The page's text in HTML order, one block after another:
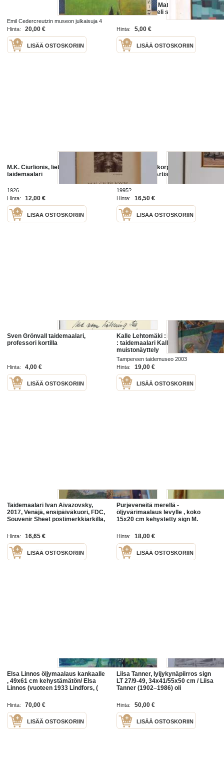
Emil Cedercreutzin museon julkaisuja 4
1992
Hinta: 20,00 €
LISÄÄ OSTOSKORIIN
kuvanveistäjä Matti Saaresta.
A4kokoinen, neli sivuinen sekä
pienempi neli sivuinen.
Hinta: 5,00 €
LISÄÄ OSTOSKORIIN
M.K. Čiurlionis, liettualainen
taidemaalari
1926
Hinta:
12,00 €
LISÄÄ OSTOSKORIIN
Markku Waulakorpi : Taidemaalari
= Konstnär = Artist
1995?
Hinta:
16,50 €
LISÄÄ OSTOSKORIIN
Sven Grönvall taidemaalari,
professori kortilla
Hinta: 4,00 €
LISÄÄ OSTOSKORIIN
Kalle Lehtomäki : ihminen ja luonto
: taidemaalari Kalle Lehtomäen
muistonäyttely
Tampereen taidemuseo 2003
Hinta:
19,00 €
LISÄÄ OSTOSKORIIN
Taidemaalari Ivan Aivazovsky,
2017, Venäjä, ensipäiväkuori, FDC,
Souvenir Sheet postimerkkiarkilla,
Katso myös muut
Hinta: 16,65 €
LISÄÄ OSTOSKORIIN
Purjeveneitä merellä -
öljyvärimaalaus levylle , koko
15x20 cm kehystetty sign M.
Kaivonen, Turku) / toimitus kirjeenä
Hinta: 18,00 €
LISÄÄ OSTOSKORIIN
Elsa Linnos öljymaalaus kankaalle
, 49x61 cm kehystämätön/ Elsa
Linnos (vuoteen 1933 Lindfors, (
suomalainen taidemaalari.
Hinta: 70,00 €
LISÄÄ OSTOSKORIIN
Liisa Tanner, lyijykynäpiirros sign
LT 27/9-49, 34x41/55x50 cm / Liisa
Tanner (1902–1986) oli
taidemaalari ja opettaja
Hinta: 50,00 €
LISÄÄ OSTOSKORIIN